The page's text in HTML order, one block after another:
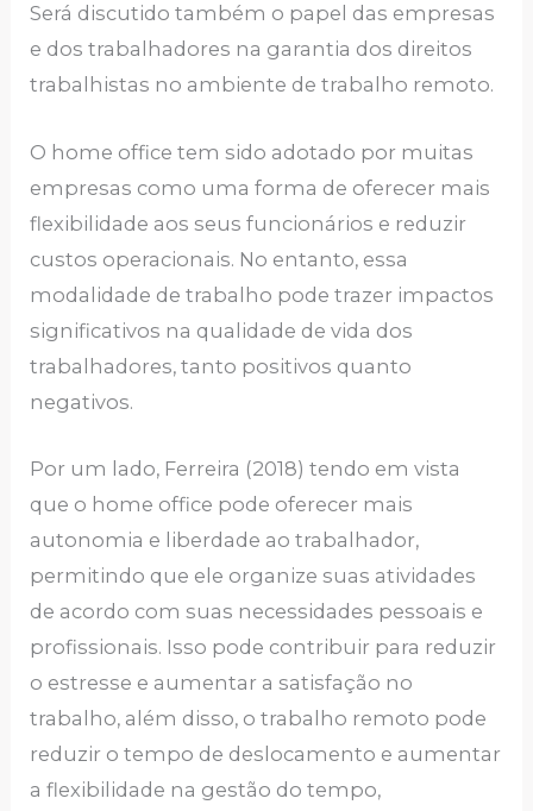
Será discutido também o papel das empresas
e dos trabalhadores na garantia dos direitos
trabalhistas no ambiente de trabalho remoto.
O home office tem sido adotado por muitas
empresas como uma forma de oferecer mais
flexibilidade aos seus funcionários e reduzir
custos operacionais. No entanto, essa
modalidade de trabalho pode trazer impactos
significativos na qualidade de vida dos
trabalhadores, tanto positivos quanto
negativos.
Por um lado, Ferreira (2018) tendo em vista
que o home office pode oferecer mais
autonomia e liberdade ao trabalhador,
permitindo que ele organize suas atividades
de acordo com suas necessidades pessoais e
profissionais. Isso pode contribuir para reduzir
o estresse e aumentar a satisfação no
trabalho, além disso, o trabalho remoto pode
reduzir o tempo de deslocamento e aumentar
a flexibilidade na gestão do tempo,